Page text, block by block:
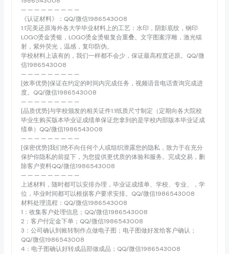
— — — — — — — — —
《认证材料》：QQ/微信1986543008
1:1完美还原海外各大学毕业材料上的工艺：水印，阴影底纹，钢印
LOGO烫金烫银，LOGO烫金烫银复合重叠。文字图案浮雕，激光镭
射，紫外荧光，温感，复印防伪。
学校材料上该有的，我们一样都不会少，保证最高程度还原。QQ/微
信1986543008
— — — — — — — — —
[效率优势]保证在约定的时间内完成任务，视频语音电话查询完成进
度。QQ/微信1986543008
— — — — — — — — —
[品质优势]与学校颁发的相关证件1:1纸质尺寸制定（定期向各大院校
毕业生购买版本毕业证成绩单保证您拿到的是学校内部版本毕业证成
绩单）QQ/微信1986543008
— — — — — — — — —
[保密优势]我们绝不向任何个人或组织泄露您的隐私，致力于在充分
保护你隐私的前提下，为您提供更优质的体验和服务。完成交易，删
除客户资料QQ/微信1986543008
— — — — — — — — —
上述材料，随时都可以安排办理，毕业证成绩单、学校、专业、，学
位，毕业时间都可以根据客户要求安排。QQ/微信1986543008
材料处理流程：QQ/微信1986543008
1：收集客户处理信息；QQ/微信1986543008
2：客户付定金下单；QQ/微信1986543008
3：公司确认到账转制作点做电子图；电子图做好发给客户确认；
QQ/微信1986543008
4：电子图确认好转成品部做成品；QQ/微信1986543008